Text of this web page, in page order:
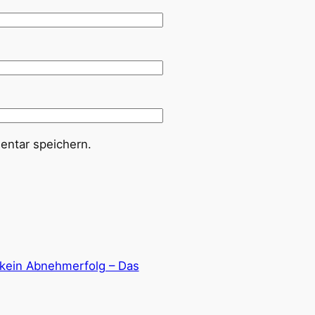
speichern.
Abnehmerfolg – Das